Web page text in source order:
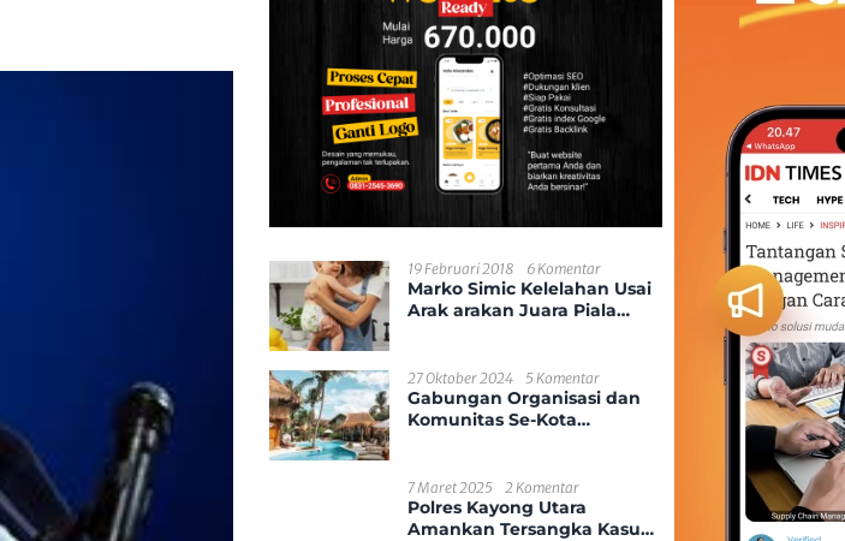
19 Februari 2018 6 Komentar
Marko Simic Kelelahan Usai
Arak arakan Juara Piala
27 Oktober 2024 5 Komentar
Gabungan Organisasi dan
Komunitas Se-Kota
7 Maret 2025 2 Komentar
Polres Kayong Utara
Amankan Tersangka Kasus